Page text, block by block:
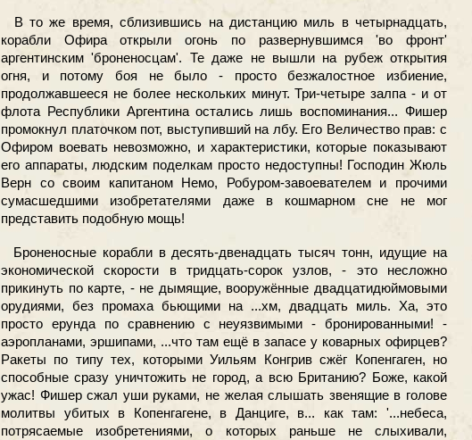
В то же время, сблизившись на дистанцию миль в четырнадцать,
корабли Офира открыли огонь по развернувшимся 'во фронт'
аргентинским 'броненосцам'. Те даже не вышли на рубеж открытия
огня, и потому боя не было - просто безжалостное избиение,
продолжавшееся не более нескольких минут. Три-четыре залпа - и от
флота Республики Аргентина остались лишь воспоминания... Фишер
промокнул платочком пот, выступивший на лбу. Его Величество прав: с
Офиром воевать невозможно, и характеристики, которые показывают
его аппараты, людским поделкам просто недоступны! Господин Жюль
Верн со своим капитаном Немо, Робуром-завоевателем и прочими
сумасшедшими изобретателями даже в кошмарном сне не мог
представить подобную мощь!
Броненосные корабли в десять-двенадцать тысяч тонн, идущие на
экономической скорости в тридцать-сорок узлов, - это несложно
прикинуть по карте, - не дымящие, вооружённые двадцатидюймовыми
орудиями, без промаха бьющими на ...хм, двадцать миль. Ха, это
просто ерунда по сравнению с неуязвимыми - бронированными! -
аэропланами, эршипами, ...что там ещё в запасе у коварных офирцев?
Ракеты по типу тех, которыми Уильям Конгрив сжёг Копенгаген, но
способные сразу уничтожить не город, а всю Британию? Боже, какой
ужас! Фишер сжал уши руками, не желая слышать звенящие в голове
молитвы убитых в Копенгагене, в Данциге, в... как там: '...небеса,
потрясаемые изобретениями, о которых раньше не слыхивали,